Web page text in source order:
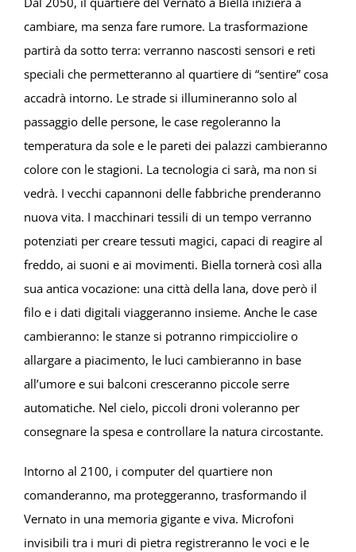
IL CUOIO
EVENTI
PERSONE
ALTRO
PRIVACY
cambiare, ma senza fare rumore. La trasformazione
partirà da sotto terra: verranno nascosti sensori e reti
speciali che permetteranno al quartiere di “sentire” cosa
accadrà intorno. Le strade si illumineranno solo al
passaggio delle persone, le case regoleranno la
temperatura da sole e le pareti dei palazzi cambieranno
colore con le stagioni. La tecnologia ci sarà, ma non si
vedrà. I vecchi capannoni delle fabbriche prenderanno
nuova vita. I macchinari tessili di un tempo verranno
potenziati per creare tessuti magici, capaci di reagire al
freddo, ai suoni e ai movimenti. Biella tornerà così alla
sua antica vocazione: una città della lana, dove però il
filo e i dati digitali viaggeranno insieme. Anche le case
cambieranno: le stanze si potranno rimpicciolire o
allargare a piacimento, le luci cambieranno in base
all’umore e sui balconi cresceranno piccole serre
automatiche. Nel cielo, piccoli droni voleranno per
consegnare la spesa e controllare la natura circostante.
Intorno al 2100, i computer del quartiere non
comanderanno, ma proteggeranno, trasformando il
Vernato in una memoria gigante e viva. Microfoni
invisibili tra i muri di pietra registreranno le voci e le